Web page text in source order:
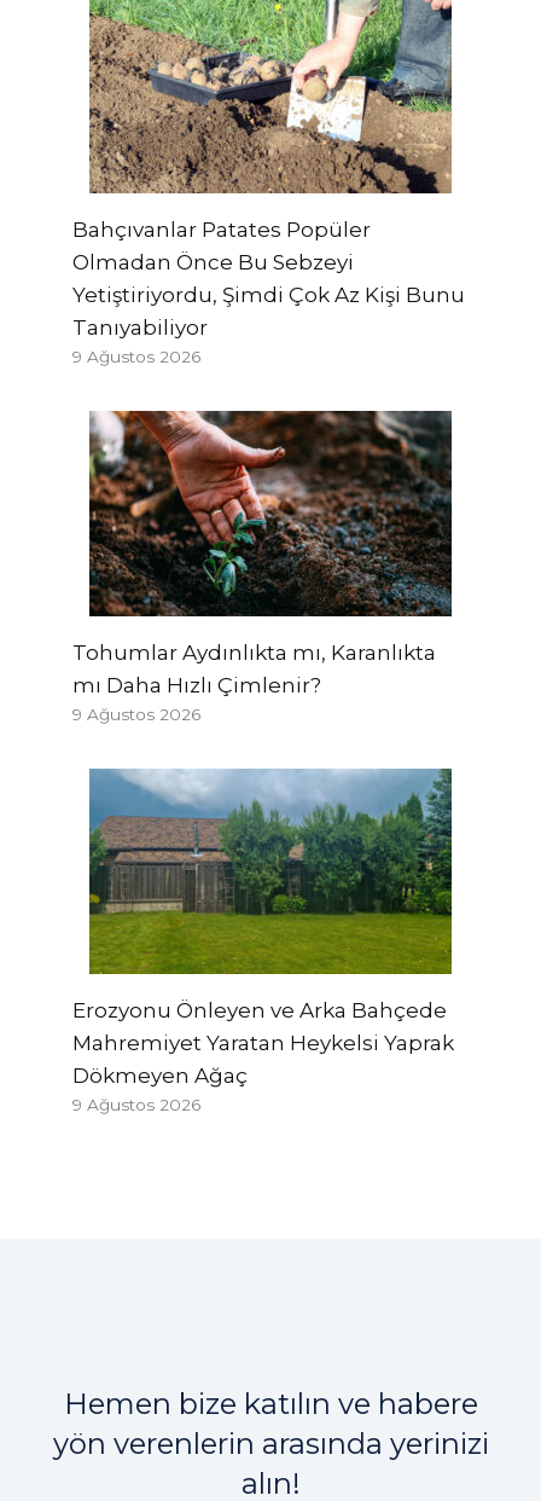
Bahçıvanlar Patates Popüler
Olmadan Önce Bu Sebzeyi
Yetiştiriyordu, Şimdi Çok Az Kişi Bunu
Tanıyabiliyor
9 Ağustos 2026
Tohumlar Aydınlıkta mı, Karanlıkta
mı Daha Hızlı Çimlenir?
9 Ağustos 2026
Erozyonu Önleyen ve Arka Bahçede
Mahremiyet Yaratan Heykelsi Yaprak
Dökmeyen Ağaç
9 Ağustos 2026
Hemen bize katılın ve habere
yön verenlerin arasında yerinizi
alın!